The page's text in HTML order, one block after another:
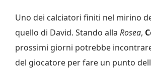
Uno dei calciatori finiti nel mirino
quello di David. Stando alla Rosea,
prossimi giorni potrebbe
del giocatore per fare un punto